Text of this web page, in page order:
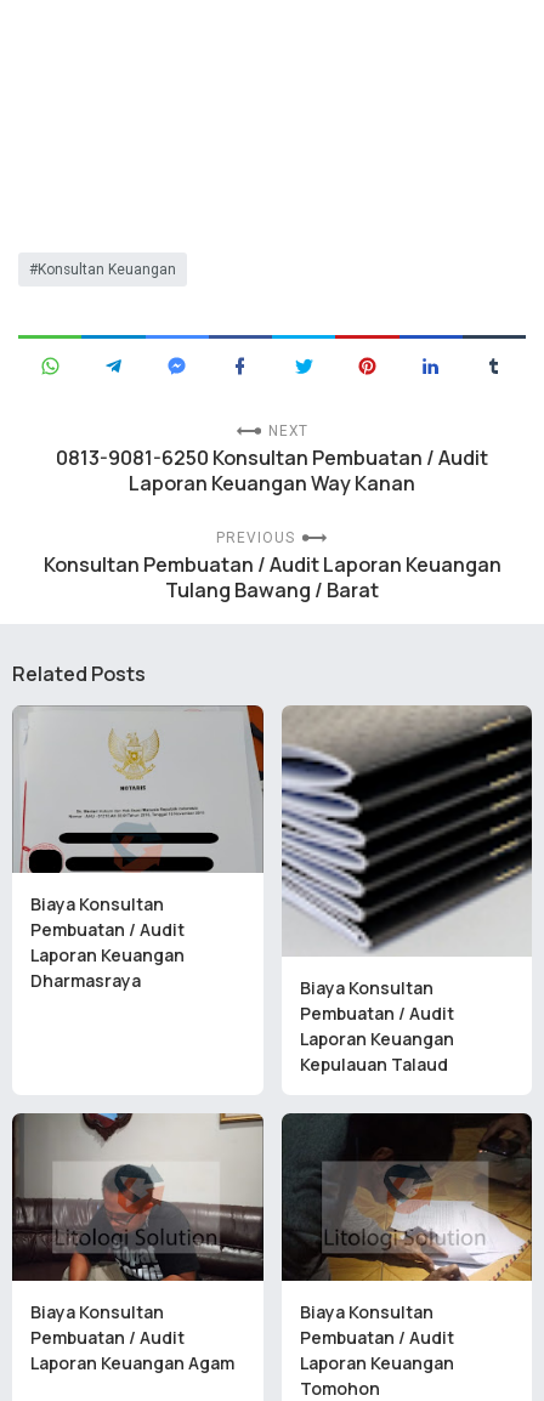
Konsultan Keuangan
NEXT
0813-9081-6250 Konsultan Pembuatan / Audit
Laporan Keuangan Way Kanan
PREVIOUS
Konsultan Pembuatan / Audit Laporan Keuangan
Tulang Bawang / Barat
Related Posts
Biaya Konsultan
Pembuatan / Audit
Laporan Keuangan
Dharmasraya
Biaya Konsultan
Pembuatan / Audit
Laporan Keuangan
Kepulauan Talaud
Biaya Konsultan
Pembuatan / Audit
Laporan Keuangan Agam
Biaya Konsultan
Pembuatan / Audit
Laporan Keuangan
Tomohon